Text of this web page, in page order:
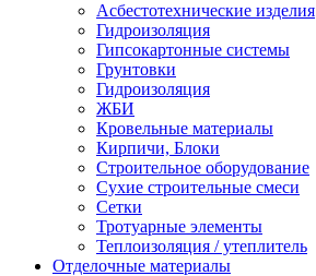
Асбестотехнические изделия
Гидроизоляция
Гипсокартонные системы
Грунтовки
Гидроизоляция
ЖБИ
Кровельные материалы
Кирпичи, Блоки
Строительное оборудование
Сухие строительные смеси
Сетки
Тротуарные элементы
Теплоизоляция / утеплитель
Отделочные материалы